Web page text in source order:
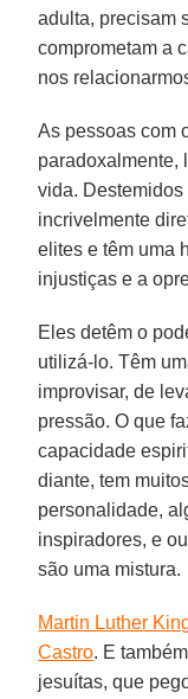
adulta, precisam
comprometam a
nos
As pessoas com
paradoxalmente,
vida.
incrivelmente
elites e têm uma
injustiças e a
Eles detêm o
utilizá-lo. Têm
improvisar, de
pressão. O que
capacidade
diante, tem
personalidade,
inspiradores, e
são uma mistura.
Martin Luther
Castro. E também
jesuítas, que